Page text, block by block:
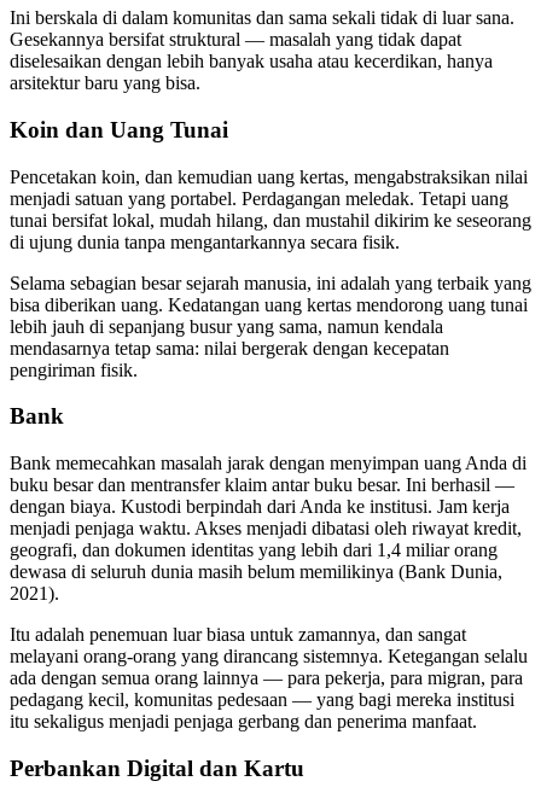
Ini berskala di dalam komunitas dan sama sekali tidak di luar sana.
Gesekannya bersifat struktural — masalah yang tidak dapat
diselesaikan dengan lebih banyak usaha atau kecerdikan, hanya
arsitektur baru yang bisa.
Koin dan Uang Tunai
Pencetakan koin, dan kemudian uang kertas, mengabstraksikan nilai
menjadi satuan yang portabel. Perdagangan meledak. Tetapi uang
tunai bersifat lokal, mudah hilang, dan mustahil dikirim ke seseorang
di ujung dunia tanpa mengantarkannya secara fisik.
Selama sebagian besar sejarah manusia, ini adalah yang terbaik yang
bisa diberikan uang. Kedatangan uang kertas mendorong uang tunai
lebih jauh di sepanjang busur yang sama, namun kendala
mendasarnya tetap sama: nilai bergerak dengan kecepatan
pengiriman fisik.
Bank
Bank memecahkan masalah jarak dengan menyimpan uang Anda di
buku besar dan mentransfer klaim antar buku besar. Ini berhasil —
dengan biaya. Kustodi berpindah dari Anda ke institusi. Jam kerja
menjadi penjaga waktu. Akses menjadi dibatasi oleh riwayat kredit,
geografi, dan dokumen identitas yang lebih dari 1,4 miliar orang
dewasa di seluruh dunia masih belum memilikinya (Bank Dunia,
2021).
Itu adalah penemuan luar biasa untuk zamannya, dan sangat
melayani orang-orang yang dirancang sistemnya. Ketegangan selalu
ada dengan semua orang lainnya — para pekerja, para migran, para
pedagang kecil, komunitas pedesaan — yang bagi mereka institusi
itu sekaligus menjadi penjaga gerbang dan penerima manfaat.
Perbankan Digital dan Kartu